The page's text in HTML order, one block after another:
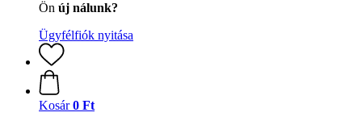
Ön új nálunk?
Ügyfélfiók nyitása
Kosár 0 Ft